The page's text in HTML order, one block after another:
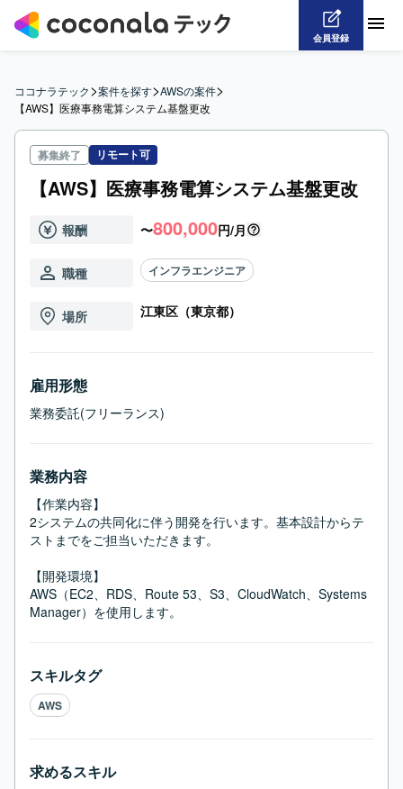
会員登録
ココナラテック>案件を探す>AWSの案件>
【AWS】医療事務電算システム基盤更改
募集終了 リモート可
【AWS】医療事務電算システム基盤更改
報酬 〜800,000円/月
職種 インフラエンジニア
場所 江東区（東京都）
雇用形態
業務委託(フリーランス)
業務内容
【作業内容】
2システムの共同化に伴う開発を行います。基本設計からテ
ストまでをご担当いただきます。
【開発環境】
AWS（EC2、RDS、Route 53、S3、CloudWatch、Systems
Manager）を使用します。
スキルタグ
AWS
求めるスキル